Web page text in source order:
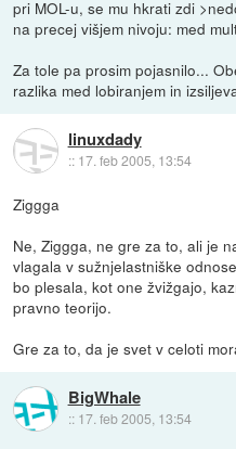
pri MOL-u, se mu hkrati zdi
na precej višjem nivoju: med
Za tole pa prosim pojasnilo...
razlika med lobiranjem in
linuxdady
:: 17. feb 2005, 13:54
Ziggga
Ne, Ziggga, ne gre za to, ali je
vlagala v sužnjelastniške
bo plesala, kot one žvižgajo,
pravno teorijo.
Gre za to, da je svet v celoti
BigWhale
:: 17. feb 2005, 13:54